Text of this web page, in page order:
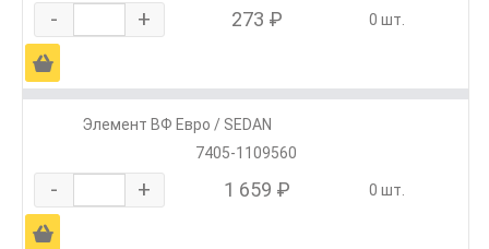
- + 273 ₽ 0 шт.
Ä
Элемент ВФ Евро / SEDAN
7405-1109560
- + 1 659 ₽ 0 шт.
Ä